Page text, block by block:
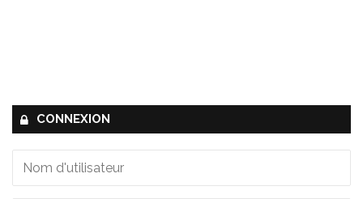
CONNEXION